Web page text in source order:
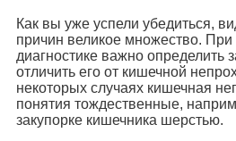
Как вы уже успели убедиться,
причин великое множество. При
диагностике важно определить
отличить его от кишечной
некоторых случаях кишечная
понятия тождественные,
закупорке кишечника шерстью.